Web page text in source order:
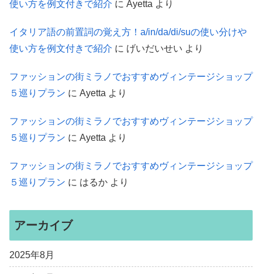
使い方を例文付きで紹介 に Ayetta より
イタリア語の前置詞の覚え方！a/in/da/di/suの使い分けや
使い方を例文付きで紹介 に げいだいせい より
ファッションの街ミラノでおすすめヴィンテージショップ
５巡りプラン に Ayetta より
ファッションの街ミラノでおすすめヴィンテージショップ
５巡りプラン に Ayetta より
ファッションの街ミラノでおすすめヴィンテージショップ
５巡りプラン に はるか より
アーカイブ
2025年8月